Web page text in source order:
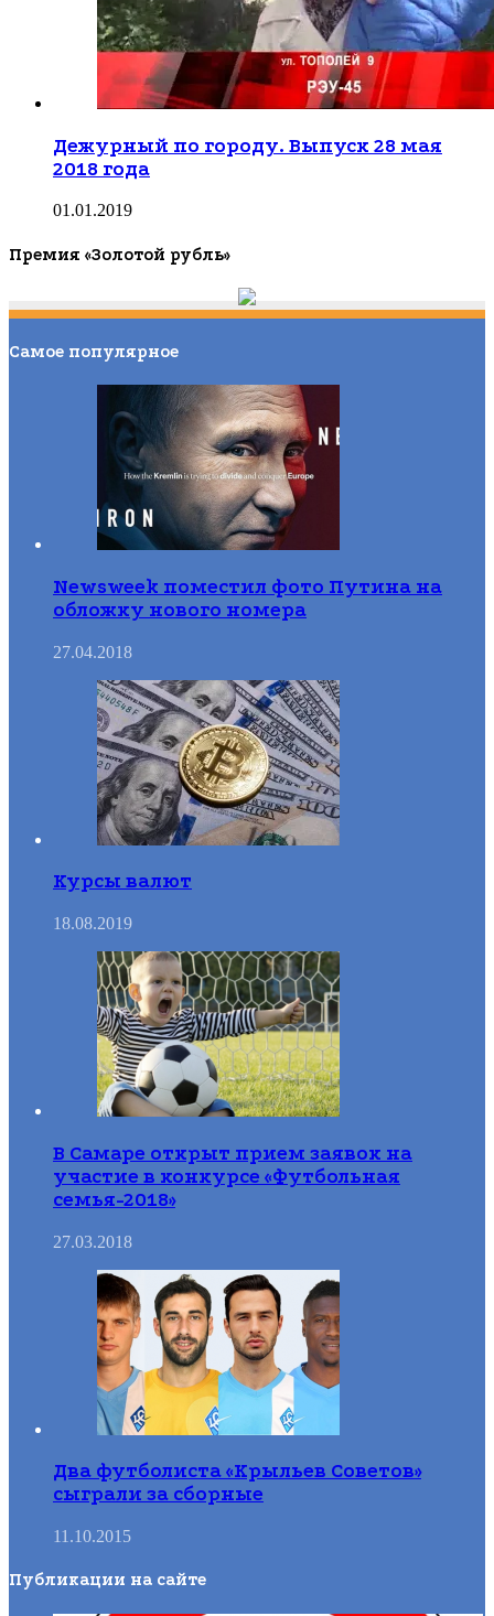
Дежурный по городу. Выпуск 28 мая
2018 года
01.01.2019
Премия «Золотой рубль»
Самое популярное
Newsweek поместил фото Путина на
обложку нового номера
27.04.2018
Курсы валют
18.08.2019
В Самаре открыт прием заявок на
участие в конкурсе «Футбольная
семья-2018»
27.03.2018
Два футболиста «Крыльев Советов»
сыграли за сборные
11.10.2015
Публикации на сайте